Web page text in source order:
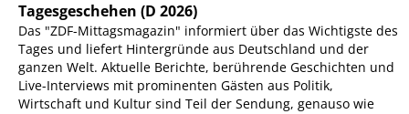
Tagesgeschehen (D 2026)
Das "ZDF-Mittagsmagazin" informiert über das Wichtigste des
Tages und liefert Hintergründe aus Deutschland und der
ganzen Welt. Aktuelle Berichte, berührende Geschichten und
Live-Interviews mit prominenten Gästen aus Politik,
Wirtschaft und Kultur sind Teil der Sendung, genauso wie